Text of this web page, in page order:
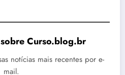
Curso.blog.br
notícias mais recentes por e-
mail.